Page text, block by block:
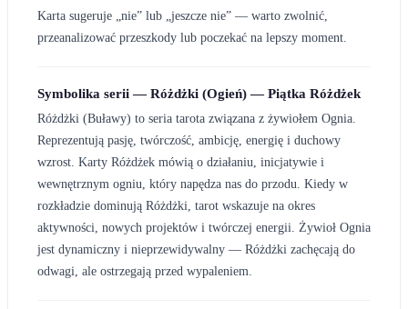
Karta sugeruje „nie” lub „jeszcze nie” — warto zwolnić,
przeanalizować przeszkody lub poczekać na lepszy moment.
Symbolika serii — Różdżki (Ogień) — Piątka Różdżek
Różdżki (Buławy) to seria tarota związana z żywiołem Ognia.
Reprezentują pasję, twórczość, ambicję, energię i duchowy
wzrost. Karty Różdżek mówią o działaniu, inicjatywie i
wewnętrznym ogniu, który napędza nas do przodu. Kiedy w
rozkładzie dominują Różdżki, tarot wskazuje na okres
aktywności, nowych projektów i twórczej energii. Żywioł Ognia
jest dynamiczny i nieprzewidywalny — Różdżki zachęcają do
odwagi, ale ostrzegają przed wypaleniem.